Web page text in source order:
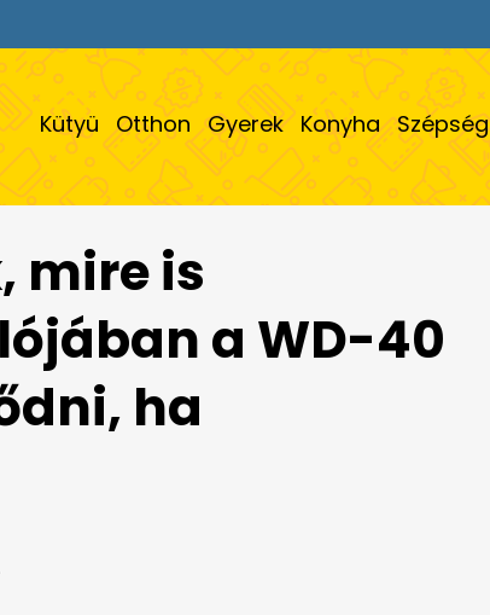
Kütyü Otthon Gyerek Konyha Szépség
mire is
a WD-40
ha